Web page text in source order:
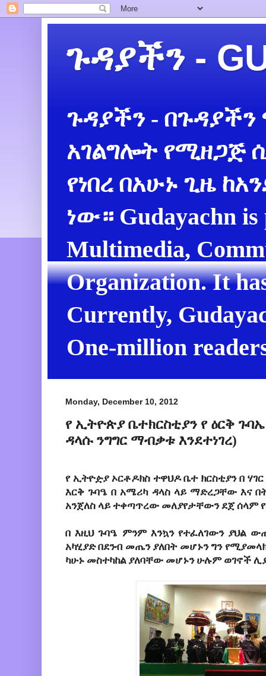
ጉዳያችን -
ጉዳያችን -
አገልግሎት የሚዘጋጅ
የነበረ በአሁኑ ጊዜ
ነው። Gudayachn is
Multimedia,
Organization. It
Currently,
One-million
Monday, December 10, 2012
የ ኢትዮጵያ ቤተክርስቲያን የ ዕርቅ
ዳላሱ ንግግር ማብቃቱ እንደተነገረ)
የ ኢትዮዽያ ኦርቶዶክስ ተዋህዶ ቤተ ክርስቲያን በ ሃገር
እርቅ ጉባዔ በ አሜሪካ ዳላስ ላይ ማድረጋቸው እና
አንጀለስ ላይ ተቀጣጥረው መለያየታቸውን ደጀ ሰላም
በ እዚህ ጉባዔ ምንም እንኳን የተፈለገውን ያህል
አካሂያድ በደንብ መጤን ያለበት መሆኑን ግን
ካሁኑ መስተካከል ያለባቸው መሆኑን ሁሉም ወገኖች